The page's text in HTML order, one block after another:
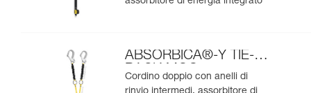
ABSORBICA®-Y TIE-
BACK MGO
Cordino doppio con anelli di